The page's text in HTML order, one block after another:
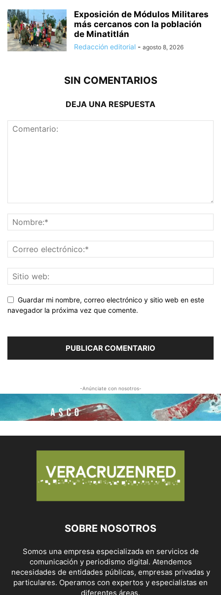
Exposición de Módulos Militares
más cercanos con la población
de Minatitlán
Redacción editorial - agosto 8, 2026
SIN COMENTARIOS
DEJA UNA RESPUESTA
Guardar mi nombre, correo electrónico y sitio web en este
navegador la próxima vez que comente.
-Anúnciate con nosotros-
SOBRE NOSOTROS
Somos una empresa especializada en servicios de
comunicación y periodismo digital. Atendemos
necesidades de entidades públicas, empresas privadas y
particulares. Operamos con expertos y especialistas en
diferentes áreas.